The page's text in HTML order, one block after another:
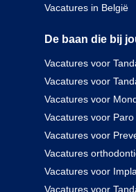
Vacatures in België
De baan die bij
Vacatures voor
Vacatures voor
Vacatures voor
Vacatures voor
Vacatures voor
Vacatures
Vacatures voor
Vacatures voor